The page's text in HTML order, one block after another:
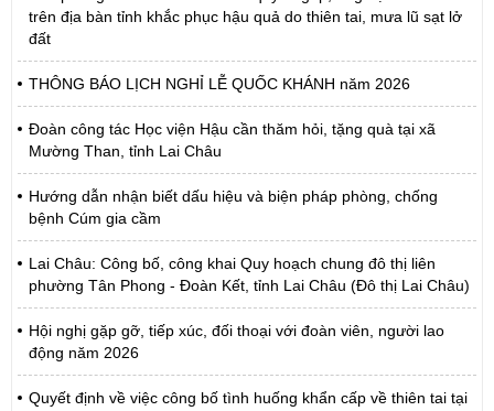
trên địa bàn tỉnh khắc phục hậu quả do thiên tai, mưa lũ sạt lở
đất
THÔNG BÁO LỊCH NGHỈ LỄ QUỐC KHÁNH năm 2026
Đoàn công tác Học viện Hậu cần thăm hỏi, tặng quà tại xã
Mường Than, tỉnh Lai Châu
Hướng dẫn nhận biết dấu hiệu và biện pháp phòng, chống
bệnh Cúm gia cầm
Lai Châu: Công bố, công khai Quy hoạch chung đô thị liên
phường Tân Phong - Đoàn Kết, tỉnh Lai Châu (Đô thị Lai Châu)
Hội nghị gặp gỡ, tiếp xúc, đối thoại với đoàn viên, người lao
động năm 2026
Quyết định về việc công bố tình huống khẩn cấp về thiên tai tại